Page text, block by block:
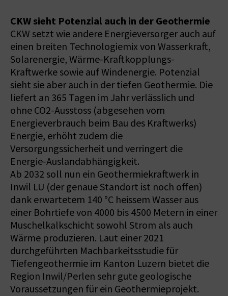
CKW sieht Potenzial auch in der Geothermie
CKW setzt wie andere Energieversorger auch auf
einen breiten Technologiemix von Wasserkraft,
Solarenergie, Wärme-Kraftkopplungs-
Kraftwerke sowie auf Windenergie. Potenzial
sieht sie aber auch in der tiefen Geothermie. Die
liefert an 365 Tagen im Jahr verlässlich und
ohne CO2-Ausstoss (abgesehen vom
Energieverbrauch beim Bau des Kraftwerks)
Energie, erhöht zudem die
Versorgungssicherheit und verringert die
Energie-Auslandabhängigkeit.
Ab 2032 soll nun ein Geothermiekraftwerk in
Inwil LU (der genaue Standort ist noch offen)
dank erwartetem 140 °C heissem Wasser aus
einer Bohrtiefe von 4000 bis 4500 Metern in einer
Muschelkalkschicht sowohl Strom als auch
Wärme produzieren. Laut einer 2021
durchgeführten Machbarkeitsstudie für
Tiefengeothermie im Kanton Luzern bietet die
Region Inwil/Perlen sehr gute geologische
Voraussetzungen für ein Geothermieprojekt.